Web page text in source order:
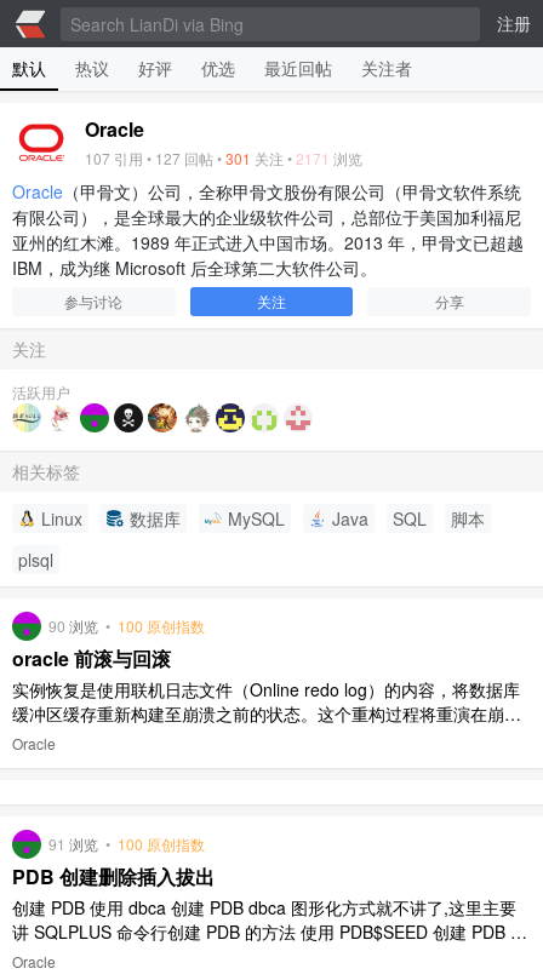
注册
默认
热议 好评 优选 最近回帖 关注者
Oracle
107 引用 • 127 回帖 •301 关注 • 2171 浏览
Oracle （甲骨文）公司，全称甲骨文股份有限公司（甲骨文软件系统
有限公司），是全球最大的企业级软件公司，总部位于美国加利福尼
亚州的红木滩。1989 年正式进入中国市场。2013 年，甲骨文已超越
IBM，成为继 Microsoft 后全球第二大软件公司。
参与讨论 关注 分享
关注
活跃用户
相关标签
Linux
数据库 MySQL Java SQL
脚本
plsql
90 浏览 • 100 原创指数
oracle 前滚与回滚
实例恢复是使用联机日志文件（Online redo log）的内容，将数据库
缓冲区缓存重新构建至崩溃之前的状态。这个重构过程将重演在崩溃
时未被写至磁盘的数据块的相关 redo log 中提取出的所有变更。完成
Oracle
91 浏览 • 100 原创指数
PDB 创建删除插入拔出
创建 PDB 使用 dbca 创建 PDB dbca 图形化方式就不讲了,这里主要
讲 SQLPLUS 命令行创建 PDB 的方法 使用 PDB$SEED 创建 PDB 1).
如果使用的是 OMF,例如是集群环境,直接使用 create pluggable data
Oracle